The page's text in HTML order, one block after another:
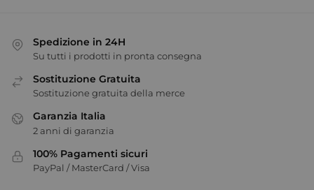
Spedizione in 24H
Su tutti i prodotti in pronta consegna
Sostituzione Gratuita
Sostituzione gratuita della merce
Garanzia Italia
2 anni di garanzia
100% Pagamenti sicuri
PayPal / MasterCard / Visa